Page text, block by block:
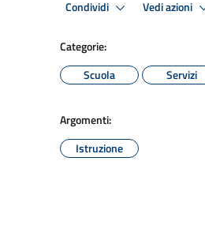
Condividi Vedi azioni
Categorie:
Scuola
Servizi
Argomenti:
Istruzione